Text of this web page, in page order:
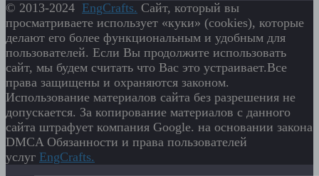
© 2013-2024 EngСrafts. Сайт, который вы
просматриваете использует «куки» (cookies), которые
делают его более функциональным и удобным для
пользователей. Если Вы продолжите использовать
сайт, мы будем считать что Вас это устраивает.Все
права защищены и охраняются законом.
Использование материалов сайта без разрешения не
допускается. За копирование материалов с данного
сайта штрафует компания Google. на основании закона
DMCA Обязанности и права пользователей
услуг EngСrafts.